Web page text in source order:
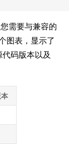
需要与兼容的
图表，显示了
码版本以及